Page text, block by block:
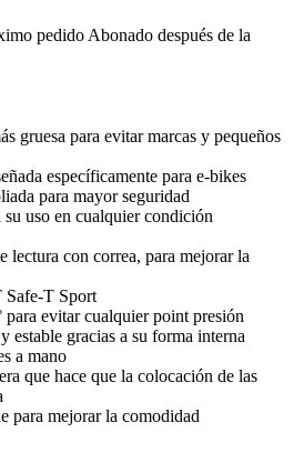
pedido Abonado después de la
gruesa para evitar marcas y pequeños
específicamente para e-bikes
para mayor seguridad
uso en cualquier condición
con correa, para mejorar la
Safe-T Sport
evitar cualquier point presión
estable gracias a su forma interna
a mano
que hace que la colocación de las
para mejorar la comodidad